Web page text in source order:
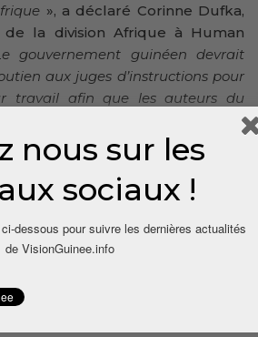
», a déclaré Corinne Dufka,
de la division Afrique à Human
gouvernement guinéen devrait
aux juges d’instructions pour
travail afin que les auteurs du
soient jugés dans les plus brefs
nous sur les
sociaux !
dessous pour suivre les dernières actualités
de VisionGuinee.info